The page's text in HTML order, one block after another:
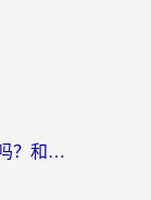
海外党必看：快帆TV版VPN好用吗？和快游VPN对比哪个回国效果更好？附实用避坑指南